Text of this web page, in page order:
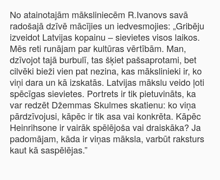
No atainotajām māksliniecēm R.Ivanovs savā
radošajā dzīvē mācījies un iedvesmojies: „Gribēju
izveidot Latvijas kopainu – sievietes visos laikos.
Mēs reti runājam par kultūras vērtībām. Man,
dzīvojot tajā burbulī, tas šķiet pašsaprotami, bet
cilvēki bieži vien pat nezina, kas mākslinieki ir, ko
viņi dara un kā izskatās. Latvijas mākslu veido ļoti
spēcīgas sievietes. Portrets ir tik pietuvināts, ka
var redzēt Džemmas Skulmes skatienu: ko viņa
pārdzīvojusi, kāpēc ir tik asa vai konkrēta. Kāpēc
Heinrihsone ir vairāk spēlējoša vai draiskāka? Ja
padomājam, kāda ir viņas māksla, varbūt raksturs
kaut kā saspēlējas.”